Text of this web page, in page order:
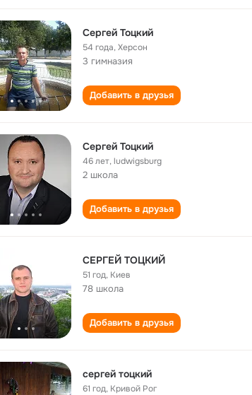
Сергей Тоцкий
54 года,Херсон
3 гимназия
Добавить в друзья
Сергей Тоцкий
46 лет,ludwigsburg
2 школа
Добавить в друзья
CЕРГЕЙ ТОЦКИЙ
51 год, Киев
78 школа
Добавить в друзья
сергей тоцкий
61 год, Кривой Рог